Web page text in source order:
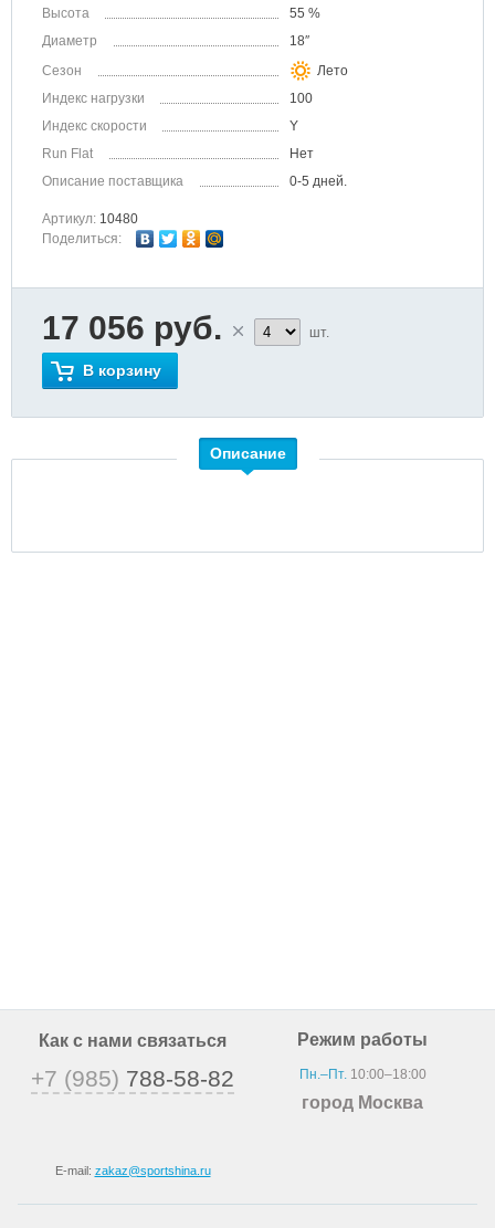
Высота
55 %
Диаметр
18″
Сезон
Лето
Индекс нагрузки
100
Индекс скорости
Y
Run Flat
Нет
Описание поставщика
0-5 дней.
Артикул: 10480
Поделиться:
17 056 руб. шт.
В корзину
Описание
Как с нами связаться
+7 (985) 788-58-82
E-mail: zakaz@sportshina.ru
Режим работы
Пн.–Пт.10:00–18:00
город Москва